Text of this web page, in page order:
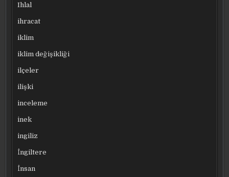
Ihlal
ihracat
iklim
iklim değişikliği
ilçeler
ilişki
inceleme
inek
ingiliz
İngiltere
İnsan